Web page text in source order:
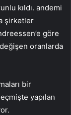
kıldı. andemi
şirketler
göre
oranlarda
bir
yapılan